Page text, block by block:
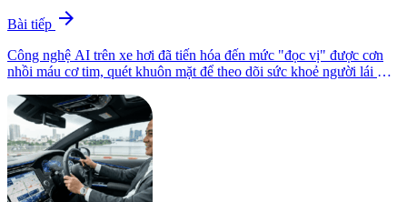
Bài tiếp arrow_forward
Công nghệ AI trên xe hơi đã tiến hóa đến mức "đọc vị" được cơn
nhồi máu cơ tim, quét khuôn mặt để theo dõi sức khoẻ người lái mọi